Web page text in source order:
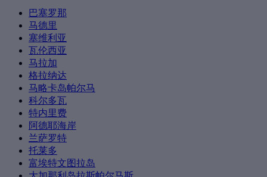
巴塞罗那
马德里
塞维利亚
瓦伦西亚
马拉加
格拉纳达
马略卡岛帕尔马
科尔多瓦
特内里费
阿德耶海岸
兰萨罗特
托莱多
富埃特文图拉岛